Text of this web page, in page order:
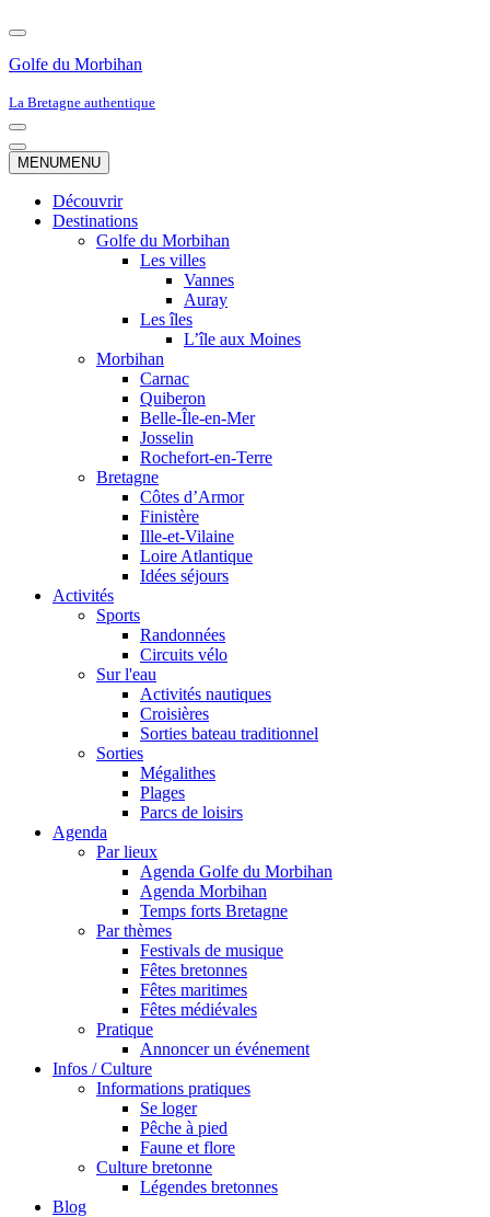
Golfe du Morbihan
La Bretagne authentique
Menu
de
navigation
Menu
de
MENUMENU
Découvrir
Destinations
Golfe du Morbihan
Les villes
Vannes
Auray
Les îles
L’île aux Moines
Morbihan
Carnac
Quiberon
Belle-Île-en-Mer
Josselin
Rochefort-en-Terre
Bretagne
Côtes d’Armor
Finistère
Ille-et-Vilaine
Loire Atlantique
Idées séjours
Activités
Sports
Randonnées
Circuits vélo
Sur l'eau
Activités nautiques
Croisières
Sorties bateau traditionnel
Sorties
Mégalithes
Plages
Parcs de loisirs
Agenda
Par lieux
Agenda Golfe du Morbihan
Agenda Morbihan
Temps forts Bretagne
Par thèmes
Festivals de musique
Fêtes bretonnes
Fêtes maritimes
Fêtes médiévales
Pratique
Annoncer un événement
Infos / Culture
Informations pratiques
Se loger
Pêche à pied
Faune et flore
Culture bretonne
Légendes bretonnes
Blog